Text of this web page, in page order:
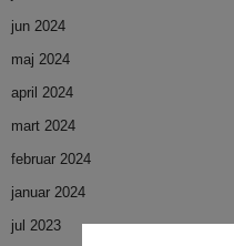
jun 2024
maj 2024
april 2024
mart 2024
februar 2024
januar 2024
jul 2023